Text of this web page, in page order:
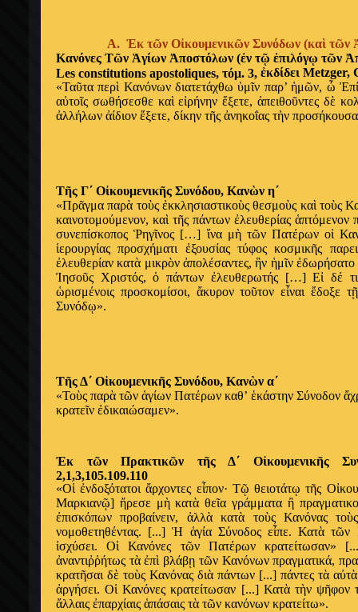
Α. Ἐκ τῶν Οἰκουμενικῶν Συνόδων (καὶ τῶν
Κανόνες Τῶν Ἁγίων Ἀποστόλων (ἐν τῷ ἐπιλόγῳ τῶν Ἀ
Les constitutions apostoliques, τόμ. 3, ἐκδίδει Metzger,
«Ταῦτα περὶ Κανόνων διατετάχθωὑμῖν παρ’ἡμῶν, ὦ Ἐ
αὐτοῖς σωθήσεσθε καὶ εἰρήνηνἕξετε,ἀπειθοῦντες δὲ
ἀλλήλων ἀίδιον ἕξετε, δίκην τῆς ἀνηκοΐας τὴν
Τῆς Γ΄ Οἰκουμενικῆς Συνόδου, Κανὼν η΄
«Πρᾶγμα παρὰ τοὺς ἐκκλησιαστικοὺς θεσμοὺς καὶ τοὺς
καινοτομούμενον, καὶ τῆς πάντων ἐλευθερίας ἁπτόμενον
συνεπίσκοποςῬηγῖνος […] ἵνα μὴτῶν Πατέρων οἱ
ἱερουργίας προσχήματι ἐξουσίας τύφος κοσμικῆς
ἐλευθερίαν κατὰ μικρὸνἀπολέσαντες,ἣν ἡμῖνἐδωρήσατο
Ἰησοῦς Χριστός,ὁ πάντων ἐλευθερωτής […] Εἰ δέ
ὡρισμένοις προσκομίσοι, ἄκυρον τοῦτον εἶναιἔδοξε τῇ
Συνόδῳ».
Τῆς Δ΄ Οἰκουμενικῆς Συνόδου, Κανὼν α΄
«Τοὺς παρὰ τῶνἁγίων Πατέρων καθ’ ἑκάστην Σύνοδον ἄ
κρατεῖν ἐδικαιώσαμεν».
Ἐκ τῶν Πρακτικῶν τῆς Δ΄ Οἰκουμενικῆς
2,1,3,105.109.110
«Οἱ ἐνδοξότατοιἄρχοντες εἶπον· Τῷ θειοτάτῳ τῆς Οἰ
Μαρκιανῷ] ἤρεσε μὴκατὰ θεῖα γράμματα ἢπραγματικο
ἐπισκόπων προβαίνειν, ἀλλὰκατὰ τοὺς Κανόνας τοὺ
νομοθετηθέντας. [...]Ἡ ἁγία Σύνοδος εἶπε. Κατὰ τῶν
ἰσχύσει. Οἱ Κανόνες τῶν Πατέρων κρατείτωσαν»
ἀναντιῤῥήτως τὰ ἐπὶ βλάβῃ τῶν Κανόνων πραγματικά,
κρατῆσαι δὲ τοὺς Κανόνας διὰ πάντων [...] πάντες τὰ αὐτὰ
ἀργήσει. Οἱ Κανόνες κρατείτωσαν [...] Κατὰτὴν ψῆφον
ἄλλαις ἐπαρχίαις ἁπάσαις τὰ τῶν κανόνων κρατείτω».